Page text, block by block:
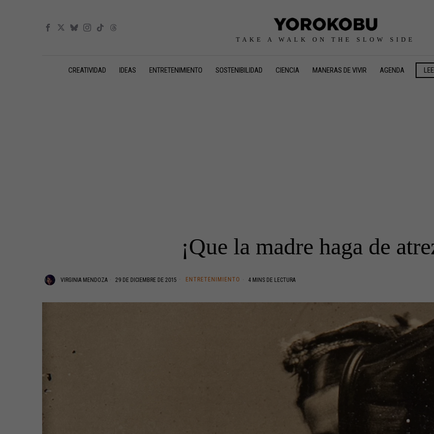
TAKE A WALK ON THE SLOW SIDE
CREATIVIDAD IDEAS ENTRETENIMIENTO SOSTENIBILIDAD CIENCIA MANERAS DE VIVIR AGENDA
¡Que la madre haga de
VIRGINIA MENDOZA 29 DE DICIEMBRE DE 2015 ENTRETENIMIENTO 4 MINS DE LECTURA